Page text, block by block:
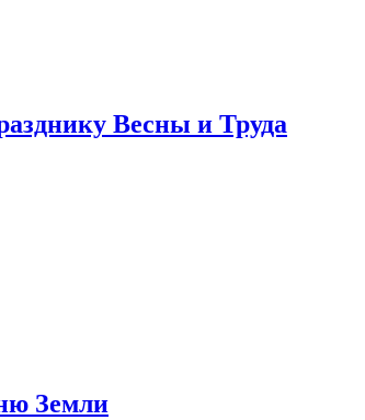
Весны и Труда
Земли